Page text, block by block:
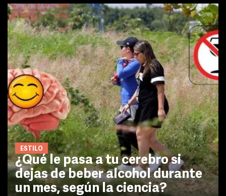
ESTILO
¿Qué le pasa a tu cerebro si
dejas de beber alcohol durante
un mes, según la ciencia?